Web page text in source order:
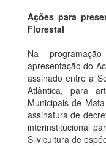
Ações para
Florestal
Na
apresentação do
assinado entre a
Atlântica, para
Municipais de
assinatura de
interinstitucional
Silvicultura de